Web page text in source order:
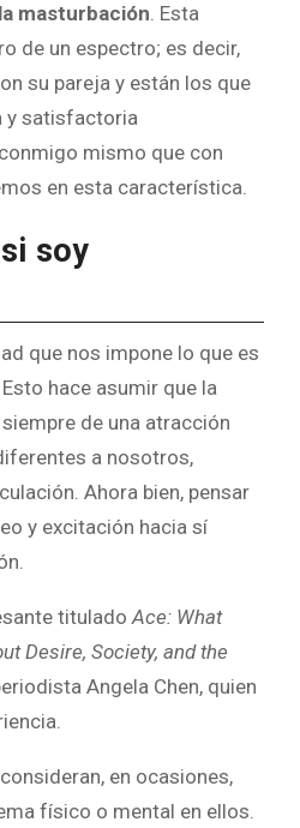
masturbación. Esta
de un espectro; es decir,
su pareja y están los que
y satisfactoria
mismo que con
en esta característica.
soy
que nos impone lo que es
hace asumir que la
de una atracción
a nosotros,
Ahora bien, pensar
y excitación hacia sí
tituladoAce: What
Desire, Society, and the
Angela Chen, quien
en ocasiones,
físico o mental en ellos.